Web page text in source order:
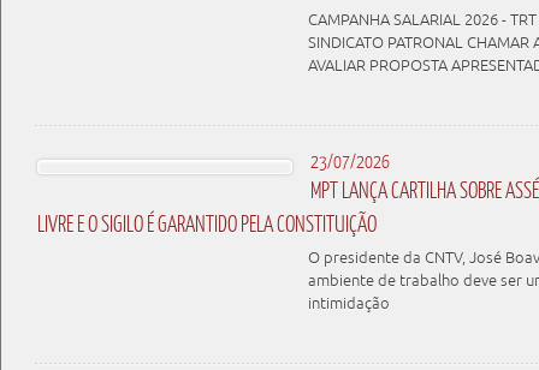
CAMPANHA SALARIAL 2026 -
SINDICATO PATRONAL CHAMAR
AVALIAR PROPOSTA
23/07/2026
MPT LANÇA CARTILHA SOBRE
LIVRE E O SIGILO É GARANTIDO PELA CONSTITUIÇÃO
O presidente da CNTV, José
ambiente de trabalho deve ser
intimidação